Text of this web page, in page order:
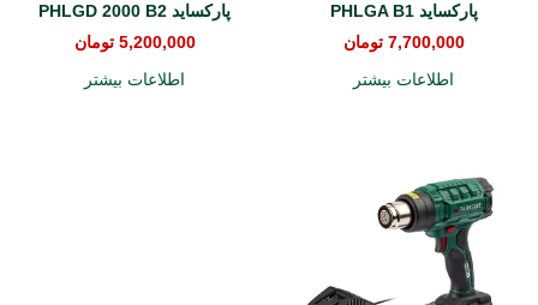
پارکساید PHLGA B1
7,700,000 تومان
اطلاعات بیشتر
پارکساید PHLGD 2000 B2
5,200,000 تومان
اطلاعات بیشتر